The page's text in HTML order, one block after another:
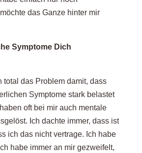
das Ganze hinter mir
Symptome Dich
total das Problem damit, dass
Symptome stark belastet
oft bei mir auch mentale
Ich dachte immer, dass ist
ich das nicht vertrage. Ich habe
habe immer an mir gezweifelt,